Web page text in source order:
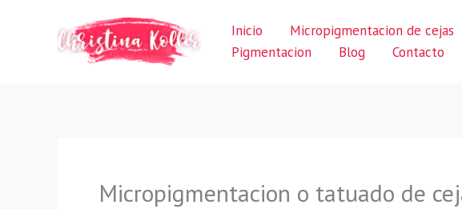
Inicio Micropigmentacion de cejas
Pigmentacion
Blog Contacto
Micropigmentacion o tatuado de